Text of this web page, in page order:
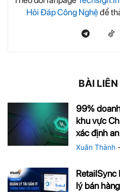
Hỏi Đáp Công Nghệđể
BÀI
99%
khu vực
xác định
Xuân Thành -
RetailSync
lý bán